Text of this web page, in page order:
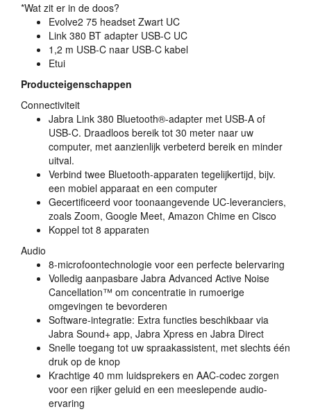
*Wat zit er in de doos?
Evolve2 75 headset Zwart UC
Link 380 BT adapter USB-C UC
1,2 m USB-C naar USB-C kabel
Etui
Producteigenschappen
Connectiviteit
Jabra Link 380 Bluetooth®-adapter met USB-A of
USB-C. Draadloos bereik tot 30 meter naar uw
computer, met aanzienlijk verbeterd bereik en minder
uitval.
Verbind twee Bluetooth-apparaten tegelijkertijd, bijv.
een mobiel apparaat en een computer
Gecertificeerd voor toonaangevende UC-leveranciers,
zoals Zoom, Google Meet, Amazon Chime en Cisco
Koppel tot 8 apparaten
Audio
8-microfoontechnologie voor een perfecte belervaring
Volledig aanpasbare Jabra Advanced Active Noise
Cancellation™ om concentratie in rumoerige
omgevingen te bevorderen
Software-integratie: Extra functies beschikbaar via
Jabra Sound+ app, Jabra Xpress en Jabra Direct
Snelle toegang tot uw spraakassistent, met slechts één
druk op de knop
Krachtige 40 mm luidsprekers en AAC-codec zorgen
voor een rijker geluid en een meeslepende audio-
ervaring